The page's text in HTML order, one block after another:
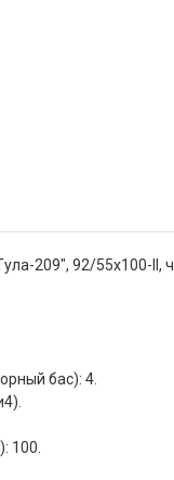
209", 92/55х100-II,
бас): 4.
100.